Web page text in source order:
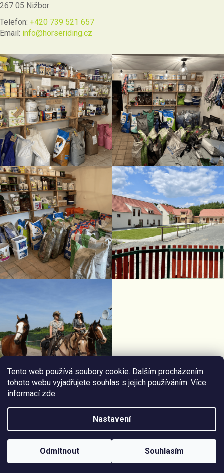
Tento web používá soubory cookie. Dalším procházením
tohoto webu vyjadřujete souhlas s jejich používáním. Více
informací zde.
Nastavení
Odmítnout Souhlasím
267 05 Nižbor
Telefon: +420 739 521 657
Email: info@horseriding.cz
Vytvořil
Shoptetu